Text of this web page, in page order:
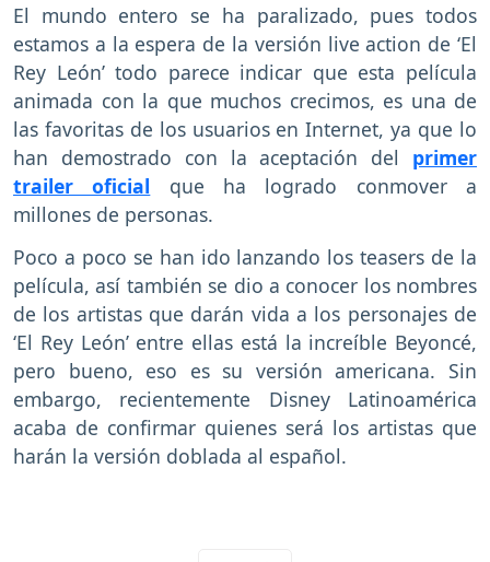
El mundo entero se ha paralizado, pues todos
estamos a la espera de la versión live action de ‘El
Rey León’ todo parece indicar que esta película
animada con la que muchos crecimos, es una de
las favoritas de los usuarios en Internet, ya que lo
han demostrado con la aceptación del primer
trailer oficial que ha logrado conmover a
millones de personas.
Poco a poco se han ido lanzando los teasers de la
película, así también se dio a conocer los nombres
de los artistas que darán vida a los personajes de
‘El Rey León’ entre ellas está la increíble Beyoncé,
pero bueno, eso es su versión americana. Sin
embargo, recientemente Disney Latinoamérica
acaba de confirmar quienes será los artistas que
harán la versión doblada al español.